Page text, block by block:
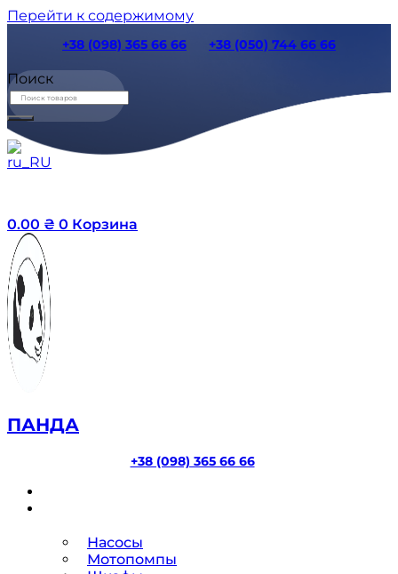
Перейти к содержимому
+38 (098) 365 66 66 +38 (050) 744 66 66
Поиск
0.00 ₴ 0 Корзина
ПАНДА
+38 (098) 365 66 66
Насосы
Мотопомпы